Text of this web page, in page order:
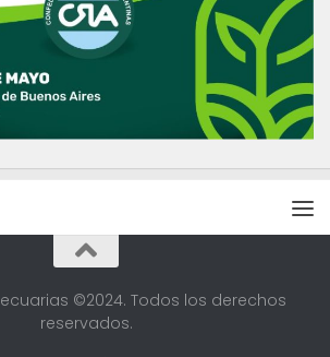
©2024. Todos los derechos
reservados.